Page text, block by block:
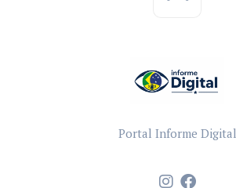
Portal Informe Digital